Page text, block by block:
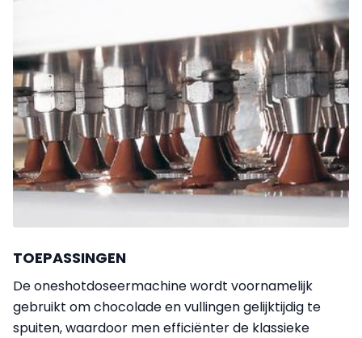
TOEPASSINGEN
De oneshotdoseermachine wordt voornamelijk
gebruikt om chocolade en vullingen gelijktijdig te
spuiten, waardoor men efficiënter de klassieke